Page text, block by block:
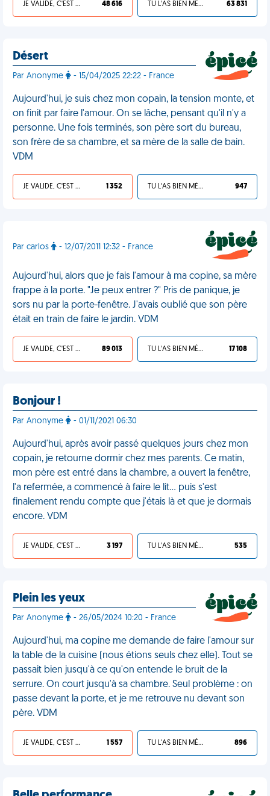
JE VALIDE, C'EST UNE VDM 48 616 TU L'AS BIEN MÉRITÉ 63 831
Désert
Par Anonyme - 15/04/2025 22:22 - France
Aujourd'hui, je suis chez mon copain, la tension monte, et
on finit par faire l'amour. On se lâche, pensant qu'il n'y a
personne. Une fois terminés, son père sort du bureau,
son frère de sa chambre, et sa mère de la salle de bain.
VDM
JE VALIDE, C'EST UNE VDM 1 352 TU L'AS BIEN MÉRITÉ 947
Par carlos - 12/07/2011 12:32 - France
Aujourd'hui, alors que je fais l'amour à ma copine, sa mère
frappe à la porte. "Je peux entrer ?" Pris de panique, je
sors nu par la porte-fenêtre. J'avais oublié que son père
était en train de faire le jardin. VDM
JE VALIDE, C'EST UNE VDM 89 013 TU L'AS BIEN MÉRITÉ 17 108
Bonjour !
Par Anonyme - 01/11/2021 06:30
Aujourd'hui, après avoir passé quelques jours chez mon
copain, je retourne dormir chez mes parents. Ce matin,
mon père est entré dans la chambre, a ouvert la fenêtre,
l'a refermée, a commencé à faire le lit… puis s'est
finalement rendu compte que j'étais là et que je dormais
encore. VDM
JE VALIDE, C'EST UNE VDM 3 197 TU L'AS BIEN MÉRITÉ 535
Plein les yeux
Par Anonyme - 26/05/2024 10:20 - France
Aujourd'hui, ma copine me demande de faire l'amour sur
la table de la cuisine (nous étions seuls chez elle). Tout se
passait bien jusqu'à ce qu'on entende le bruit de la
serrure. On court jusqu'à sa chambre. Seul problème : on
passe devant la porte, et je me retrouve nu devant son
père. VDM
JE VALIDE, C'EST UNE VDM 1 557 TU L'AS BIEN MÉRITÉ 896